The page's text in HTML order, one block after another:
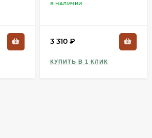
4206-53/185S
В НАЛИЧИИ
3 310
КУПИТЬ В 1 КЛИК